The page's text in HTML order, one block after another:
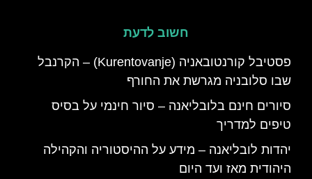
חשוב לדעת
פסטיבל קורנטובאניה (Kurentovanje) – הקרנבל
שבו סלובניה מגרשת את החורף
סיורים חינם בלובליאנה – סיור חינמי על בסיס
טיפים למדריך
יהדות לובליאנה – מידע על ההיסטוריה והקהילה
היהודית מאז ועד היום